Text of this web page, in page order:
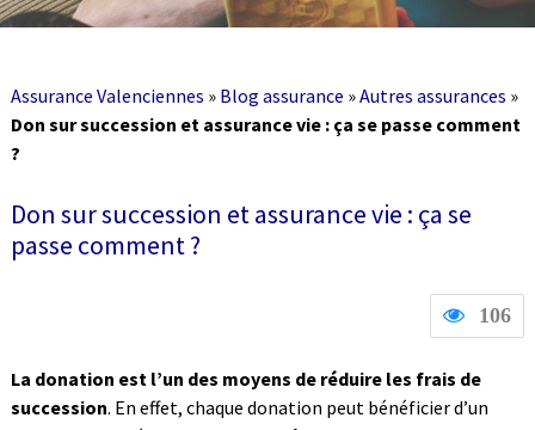
Assurance Valenciennes » Blog assurance »Autres assurances »
Don sur succession et assurance vie : ça se passe comment
?
Don sur succession et assurance vie : ça se
passe comment ?
106
La donation est l’un des moyens de réduire les frais de
succession. En effet, chaque donation peut bénéficier d’un